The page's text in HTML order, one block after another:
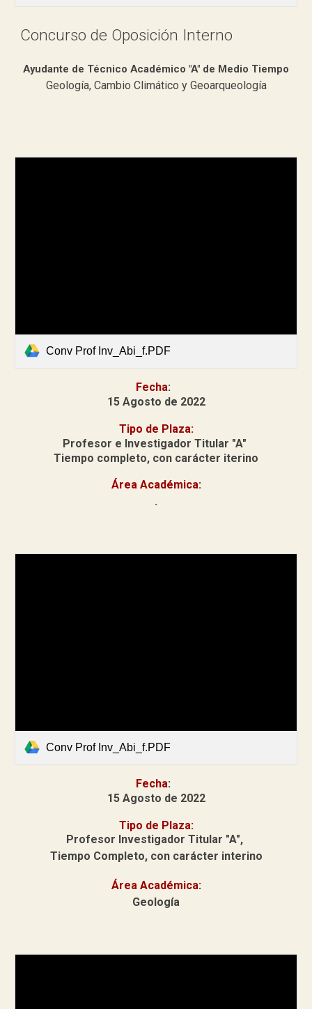
Concurso de Oposición Interno
Ayudante de Técnico Académico "A" de Medio Tiempo
Geología, Cambio Climático y Geoarqueología
Conv Prof Inv_Abi_f.PDF
Fecha:
15 Agosto de 2022
Tipo de Plaza:
Profesor e Investigador Titular "A"
Tiempo completo, con carácter iterino
Área Académica:
.
Conv Prof Inv_Abi_f.PDF
Fecha:
15 Agosto de 2022
Tipo de Plaza:
Profesor Investigador Titular "A",
Tiempo Completo, con carácter interino
Área Académica:
Geología